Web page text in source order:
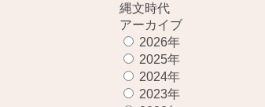
縄文時代
アーカイブ
2026年
2025年
2024年
2023年